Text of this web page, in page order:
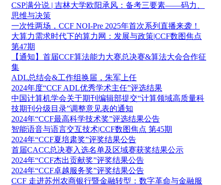
CSP满分说 | 吉林大学欧阳承风：备考三要素——码力、
思维与决策
一次性两场，CCF NOI-Pre 2025年首次系列直播来袭！
大算力需求时代下的算力网：发展与政策|CCF数图焦点
第47期
【通知】首届CCF算法能力大赛总决赛&算法大会合作征
集
ADL总结会&工作组换届，朱军上任
2024年度“CCF ADL优秀学术主任”评选结果
中国计算机学会关于期刊编辑部提交“计算领域高质量科
技期刊分级目录”调整意见表的通知
2024年“CCF最高科学技术奖”评选结果公告
智能语音与语言交互技术|CCF数图焦点 第45期
2024年“CCF夏培肃奖”评奖结果公告
首届CACC总决赛入选名单及区域赛获奖结果公示
2024年“CCF杰出贡献奖”评奖结果公告
2024年“CCF卓越服务奖”评奖结果公告
CCF 走进苏州农商银行暨金融转型：数字革命与金融服